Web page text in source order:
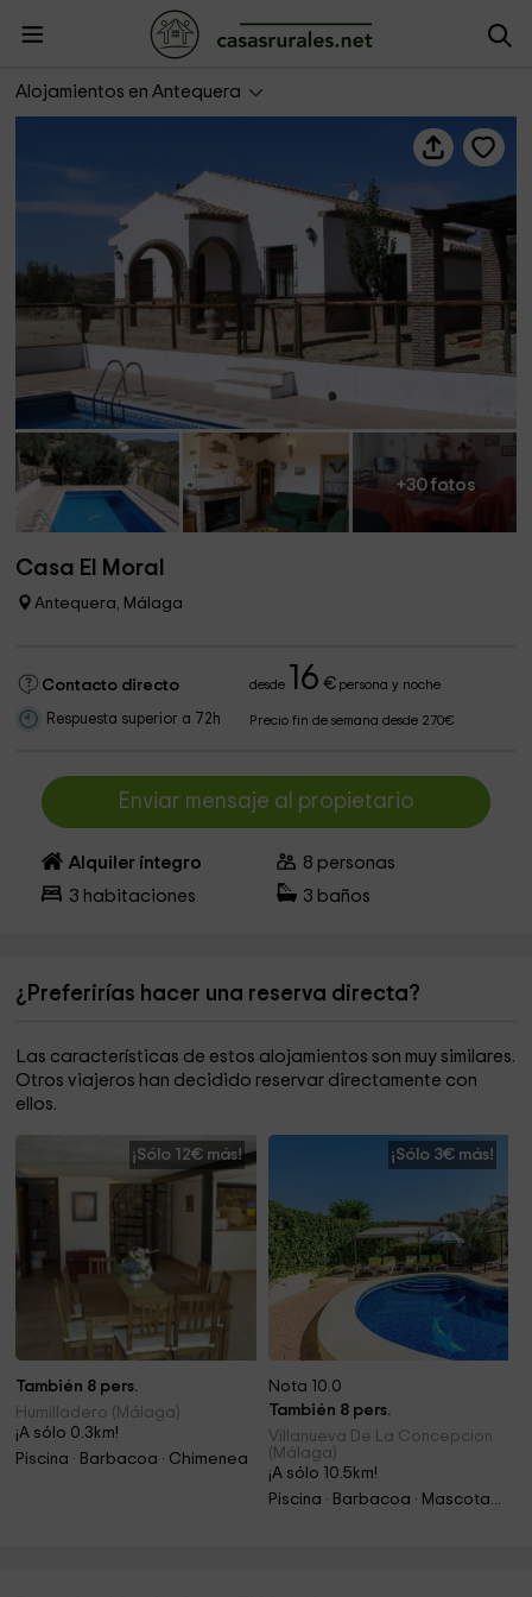
Alojamientos en Antequera
+30 fotos
Casa El Moral
Antequera, Málaga
Contacto directo desde 16 €persona y noche
Respuesta superior a 72h Precio fin de semana desde 270€
Enviar mensaje al propietario
Alquiler íntegro 8 personas
3 habitaciones 3 baños
¿Preferirías hacer una reserva directa?
Las características de estos alojamientos son muy similares.
Otros viajeros han decidido reservar directamente con
ellos.
¡Sólo 12€ más!
También 8 pers.
Humilladero (Málaga)
¡A sólo 0.3km!
Piscina · Barbacoa · Chimenea
¡Sólo 3€ más!
Nota 10.0
También 8 pers.
Villanueva De La Concepcion
(Málaga)
¡A sólo 10.5km!
Piscina · Barbacoa · Mascotas · Chimenea